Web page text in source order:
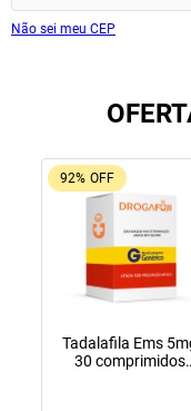
Não sei meu CEP
92% OFF
Tadalafila Ems
30 comprimidos